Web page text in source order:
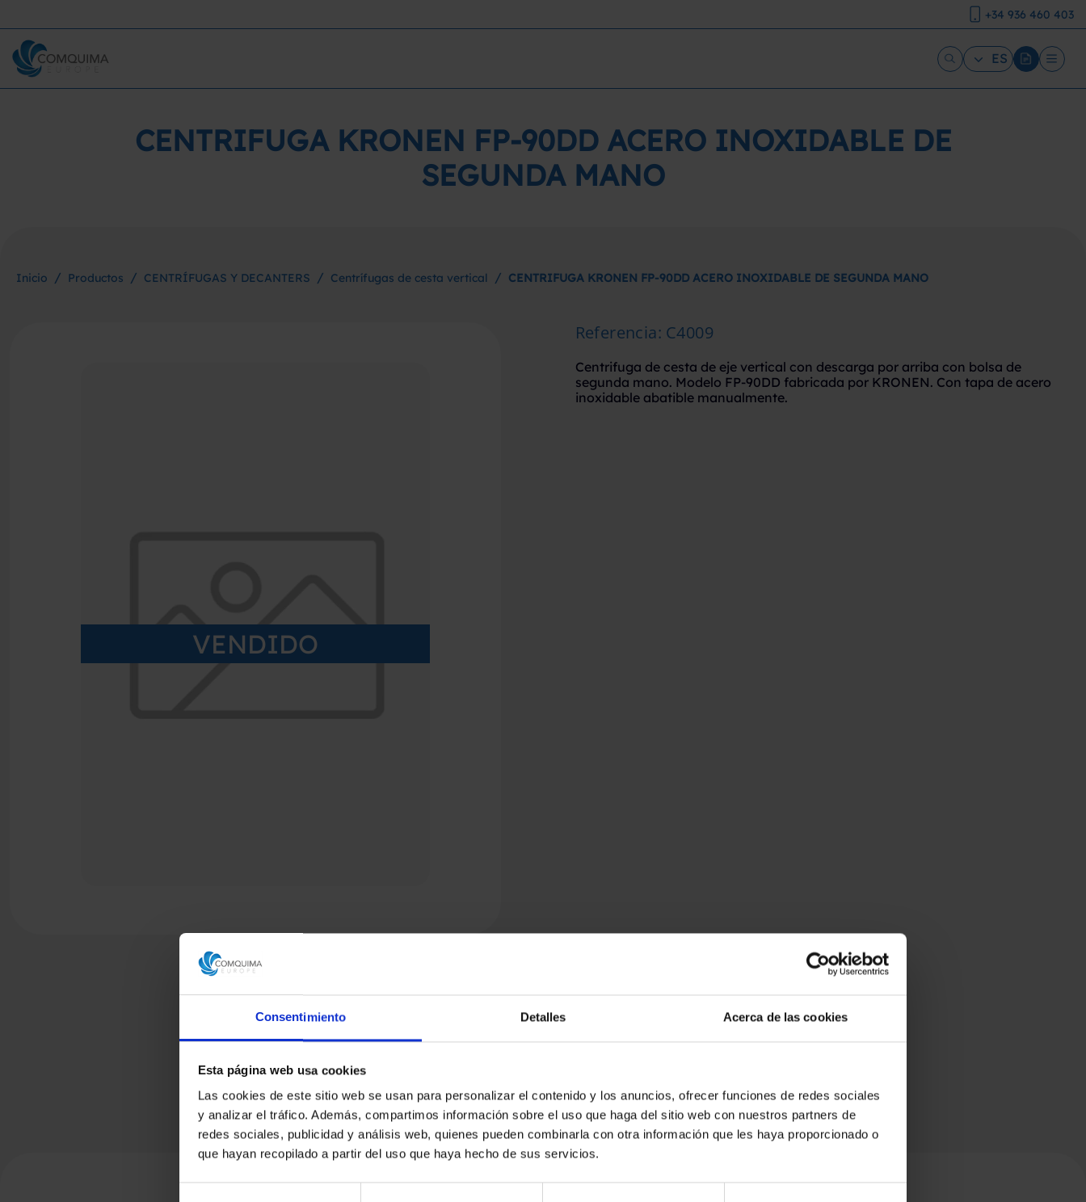
Consentimiento Detalles Acerca de las cookies
Esta página web usa cookies
Las cookies de este sitio web se usan para personalizar el contenido y los anuncios, ofrecer funciones de redes sociales
y analizar el tráfico. Además, compartimos información sobre el uso que haga del sitio web con nuestros partners de
redes sociales, publicidad y análisis web, quienes pueden combinarla con otra información que les haya proporcionado o
que hayan recopilado a partir del uso que haya hecho de sus servicios.
+34 936 460 403
ES
CENTRIFUGA KRONEN FP-90DD ACERO INOXIDABLE DE
SEGUNDA MANO
Inicio / Productos / CENTRÍFUGAS Y DECANTERS / Centrífugas de cesta vertical / CENTRIFUGA KRONEN FP-90DD ACERO INOXIDABLE DE SEGUNDA MANO
VENDIDO
Referencia: C4009
Centrifuga de cesta de eje vertical con descarga por arriba con bolsa de
segunda mano. Modelo FP-90DD fabricada por KRONEN. Con tapa de acero
inoxidable abatible manualmente.